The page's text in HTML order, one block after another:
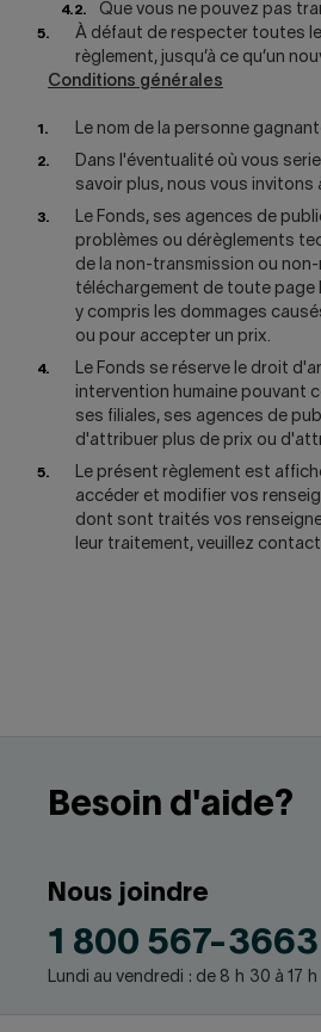
Que vous ne pouvez pas
À défaut de respecter toutes
règlement, jusqu’à ce qu’un
Conditions générales
Le nom de la personne
Dans l'éventualité où vous
savoir plus, nous vous
Le Fonds, ses agences de
problèmes ou dérèglements
de la non-transmission ou
téléchargement de toute page
y compris les dommages
ou pour accepter un prix.
Le Fonds se réserve le droit
intervention humaine pouvant
ses filiales, ses agences de
d'attribuer plus de prix ou
Le présent règlement est
accéder et modifier vos
dont sont traités vos
leur traitement, veuillez
Besoin d'aide?
Nous joindre
1 800 567-3663
Lundi au vendredi : de 8 h 30 à 17 h